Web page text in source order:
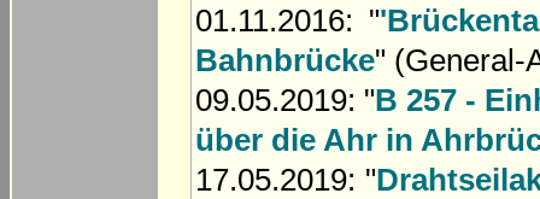
01.11.2016: "
Bahnbrücke" (General-
09.05.2019: "B 257 -
über die Ahr in
17.05.2019: "